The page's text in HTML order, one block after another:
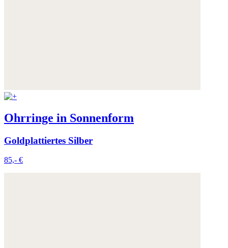
Ohrringe in Sonnenform
Goldplattiertes Silber
85,- €